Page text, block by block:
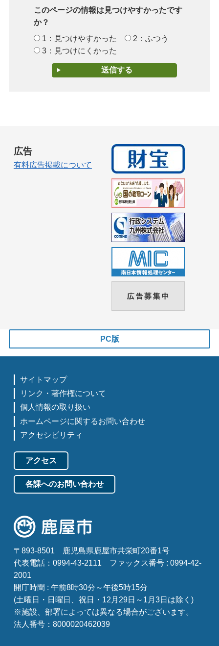
このページの情報は見つけやすかったです
か？
1：見つけやすかった
2：ふつう
3：見つけにくかった
広告
有料広告掲載について
PC版
サイトマップ
リンク・著作権について
個人情報の取り扱い
ホームページに関するお問い合わせ
アクセシビリティ
アクセス
各課へのお問い合わせ
〒893-8501
鹿児島県鹿屋市共栄町20番1号
代表電話：0994-43-2111
ファックス番号 : 0994-42-
2001
開庁時間 : 午前8時30分～午後5時15分
(土曜日・日曜日、祝日・12月29日～1月3日は除く)
※施設、部署によっては異なる場合がございます。
法人番号：8000020462039